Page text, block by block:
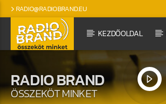
RADIO@RADIOBRAND.EU
KEZDŐOLDAL
RADIO BRAND
ÖSSZEKÖT MINKET